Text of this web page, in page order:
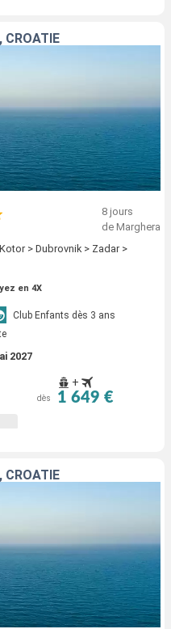
CROATIE
8 jours
de Marghera
> Dubrovnik > Zadar >
en 4X
Club Enfants dès 3 ans
2027
+
dès 1 649 €
CROATIE